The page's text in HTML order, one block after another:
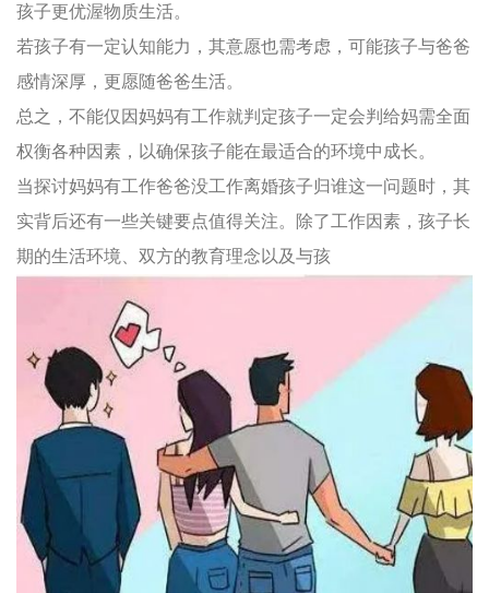
孩子更优渥物质生活。
若孩子有一定认知能力，其意愿也需考虑，可能孩子与爸爸
感情深厚，更愿随爸爸生活。
总之，不能仅因妈妈有工作就判定孩子一定会判给妈需全面
权衡各种因素，以确保孩子能在最适合的环境中成长。
当探讨妈妈有工作爸爸没工作离婚孩子归谁这一问题时，其
实背后还有一些关键要点值得关注。除了工作因素，孩子长
期的生活环境、双方的教育理念以及与孩